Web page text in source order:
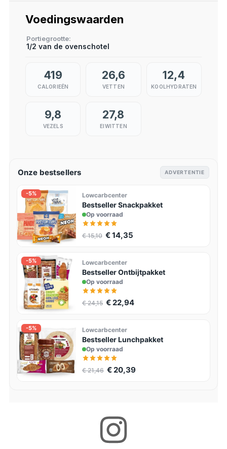
Voedingswaarden
Portiegrootte
1/2 van de ovenschotel
419
CALORIEËN
26,6
VETTEN
12,4
KOOLHYDRATEN
9,8
VEZELS
27,8
EIWITTEN
Onze bestsellers ADVERTENTIE
-5% Lowcarbcenter
Bestseller Snackpakket
Op voorraad
€ 15,10 € 14,35
-5% Lowcarbcenter
Bestseller Ontbijtpakket
Op voorraad
€ 24,15 € 22,94
-5% Lowcarbcenter
Bestseller Lunchpakket
Op voorraad
€ 21,46 € 20,39